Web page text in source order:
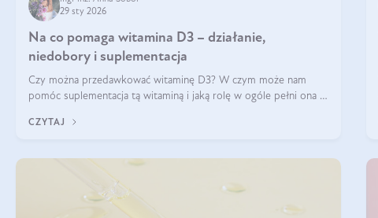
29 sty 2026
Na co pomaga witamina D3 – działanie,
niedobory i suplementacja
Czy można przedawkować witaminę D3? W czym może nam
pomóc suplementacja tą witaminą i jaką rolę w ogóle pełni ona w
zalecane jest jesienią i zimą, ale czy wiesz, dlaczego warto to
CZYTAJ